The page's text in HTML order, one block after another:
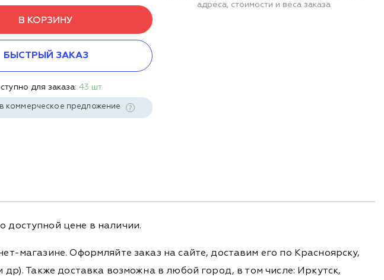
В КОРЗИНУ
БЫСТРЫЙ ЗАКАЗ
для заказа: 43 шт.
коммерческое предложение
адреса, стоимости и веса заказа
доступной цене в наличии.
магазине. Оформляйте заказ на сайте, доставим его по Красноярску,
Также доставка возможна в любой город, в том числе: Иркутск,